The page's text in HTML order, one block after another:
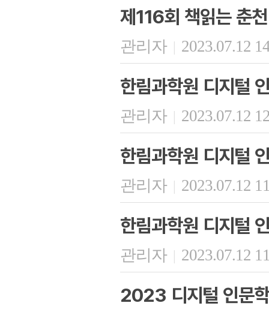
제116회 책읽는 춘천
관리자 | 2023.07.12
한림과학원 디지털
관리자 | 2023.07.12
한림과학원 디지털
관리자 | 2023.07.12
한림과학원 디지털
관리자 | 2023.07.12
2023 디지털 인문